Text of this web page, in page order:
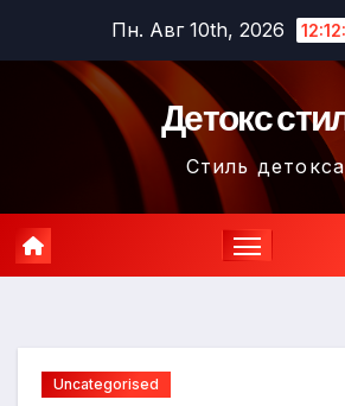
содержимому
Пн. Авг 10th, 2026
Детокс
Стиль детокса
Uncategorised